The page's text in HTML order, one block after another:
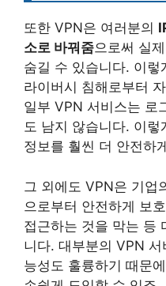
또한 VPN은 여러분의
소로 바꿔줌으로써 실
숨길 수 있습니다. 이렇
라이버시 침해로부터
일부 VPN 서비스는 로
도 남지 않습니다. 이
정보를 훨씬 더 안전하
그 외에도 VPN은 기업
으로부터 안전하게 보
접근하는 것을 막는 등
니다. 대부분의 VPN
능성도 훌륭하기 때문